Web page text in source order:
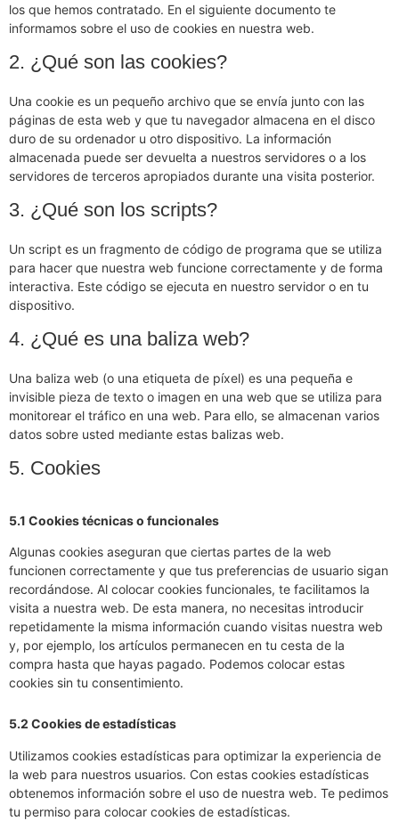
los que hemos contratado. En el siguiente documento te
informamos sobre el uso de cookies en nuestra web.
2. ¿Qué son las cookies?
Una cookie es un pequeño archivo que se envía junto con las
páginas de esta web y que tu navegador almacena en el disco
duro de su ordenador u otro dispositivo. La información
almacenada puede ser devuelta a nuestros servidores o a los
servidores de terceros apropiados durante una visita posterior.
3. ¿Qué son los scripts?
Un script es un fragmento de código de programa que se utiliza
para hacer que nuestra web funcione correctamente y de forma
interactiva. Este código se ejecuta en nuestro servidor o en tu
dispositivo.
4. ¿Qué es una baliza web?
Una baliza web (o una etiqueta de píxel) es una pequeña e
invisible pieza de texto o imagen en una web que se utiliza para
monitorear el tráfico en una web. Para ello, se almacenan varios
datos sobre usted mediante estas balizas web.
5. Cookies
5.1 Cookies técnicas o funcionales
Algunas cookies aseguran que ciertas partes de la web
funcionen correctamente y que tus preferencias de usuario sigan
recordándose. Al colocar cookies funcionales, te facilitamos la
visita a nuestra web. De esta manera, no necesitas introducir
repetidamente la misma información cuando visitas nuestra web
y, por ejemplo, los artículos permanecen en tu cesta de la
compra hasta que hayas pagado. Podemos colocar estas
cookies sin tu consentimiento.
5.2 Cookies de estadísticas
Utilizamos cookies estadísticas para optimizar la experiencia de
la web para nuestros usuarios. Con estas cookies estadísticas
obtenemos información sobre el uso de nuestra web. Te pedimos
tu permiso para colocar cookies de estadísticas.